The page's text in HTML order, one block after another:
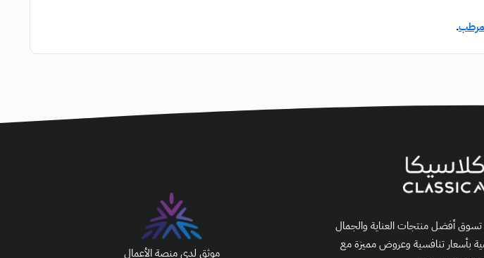
.
تسوق أفضل منتجات العناية والجمال
بأسعار تنافسية وعروض مميزة مع
موثق لدى منصة الأعمال